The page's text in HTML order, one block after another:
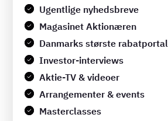
Ugentlige nyhedsbreve
Magasinet Aktionæren
Danmarks største rabatportal
Investor-interviews
Aktie-TV & videoer
Arrangementer & events
Masterclasses